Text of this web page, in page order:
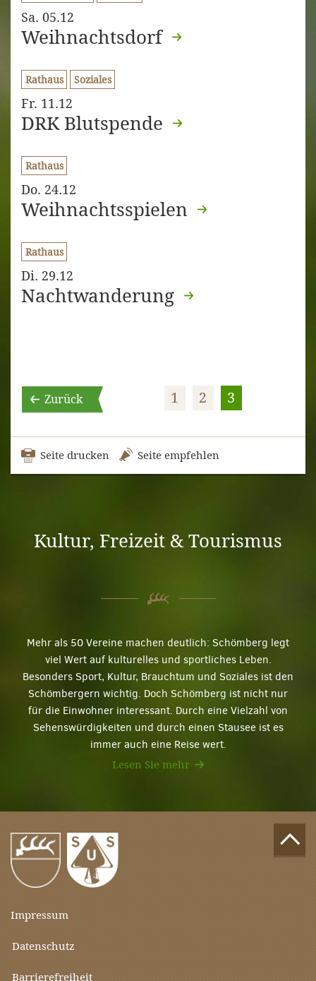
Sa. 05.12
Weihnachtsdorf
Rathaus Soziales
Fr. 11.12
DRK Blutspende
Rathaus
Do. 24.12
Weihnachtsspielen
Rathaus
Di. 29.12
Nachtwanderung
Zurück 1 2 3
Seite drucken Seite empfehlen
Kultur, Freizeit & Tourismus
Mehr als 50 Vereine machen deutlich: Schömberg legt
viel Wert auf kulturelles und sportliches Leben.
Besonders Sport, Kultur, Brauchtum und Soziales ist den
Schömbergern wichtig. Doch Schömberg ist nicht nur
für die Einwohner interessant. Durch eine Vielzahl von
Sehenswürdigkeiten und durch einen Stausee ist es
immer auch eine Reise wert.
Lesen Sie mehr
Impressum
Datenschutz
Barrierefreiheit